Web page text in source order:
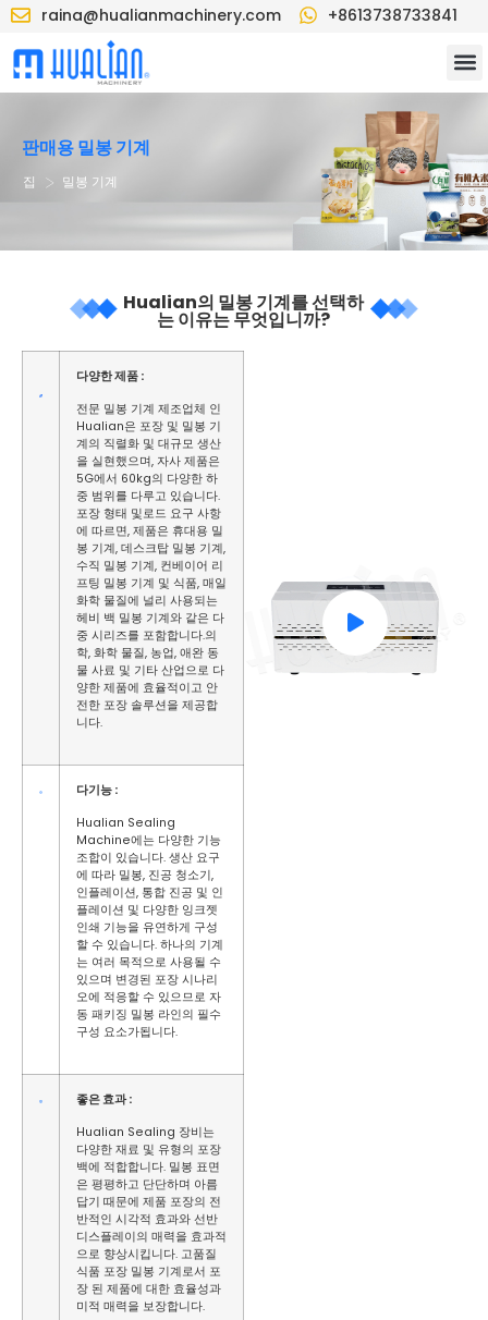
raina@hualianmachinery.com +8613738733841
판매용 밀봉 기계
집 > 밀봉 기계
Hualian의 밀봉 기계를 선택하
는 이유는 무엇입니까?
다양한 제품 :
전문 밀봉 기계 제조업체 인
Hualian은 포장 및 밀봉 기
계의 직렬화 및 대규모 생산
을 실현했으며, 자사 제품은
5G에서 60kg의 다양한 하
중 범위를 다루고 있습니다.
포장 형태 및로드 요구 사항
에 따르면, 제품은 휴대용 밀
봉 기계, 데스크탑 밀봉 기계,
수직 밀봉 기계, 컨베이어 리
프팅 밀봉 기계 및 식품, 매일
화학 물질에 널리 사용되는
헤비 백 밀봉 기계와 같은 다
중 시리즈를 포함합니다.의
학, 화학 물질, 농업, 애완 동
물 사료 및 기타 산업으로 다
양한 제품에 효율적이고 안
전한 포장 솔루션을 제공합
니다.
다기능 :
Hualian Sealing
Machine에는 다양한 기능
조합이 있습니다. 생산 요구
에 따라 밀봉, 진공 청소기,
인플레이션, 통합 진공 및 인
플레이션 및 다양한 잉크젯
인쇄 기능을 유연하게 구성
할 수 있습니다. 하나의 기계
는 여러 목적으로 사용될 수
있으며 변경된 포장 시나리
오에 적응할 수 있으므로 자
동 패키징 밀봉 라인의 필수
구성 요소가됩니다.
좋은 효과 :
Hualian Sealing 장비는
다양한 재료 및 유형의 포장
백에 적합합니다. 밀봉 표면
은 평평하고 단단하며 아름
답기 때문에 제품 포장의 전
반적인 시각적 효과와 선반
디스플레이의 매력을 효과적
으로 향상시킵니다. 고품질
식품 포장 밀봉 기계로서 포
장 된 제품에 대한 효율성과
미적 매력을 보장합니다.